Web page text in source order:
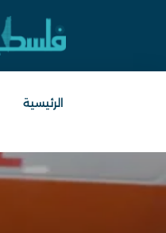
الرئيسية